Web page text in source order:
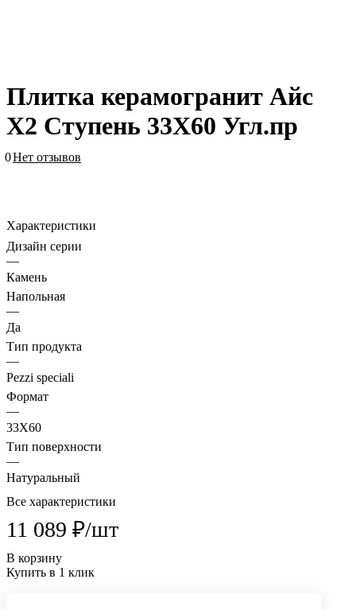
Плитка керамогранит Айс
Х2 Ступень 33X60 Угл.пр
0Нет отзывов
Характеристики
Дизайн серии
—
Камень
Напольная
—
Да
Тип продукта
—
Pezzi speciali
Формат
—
33X60
Тип поверхности
—
Натуральный
Все характеристики
11 089 ₽/шт
В корзину
Купить в 1 клик